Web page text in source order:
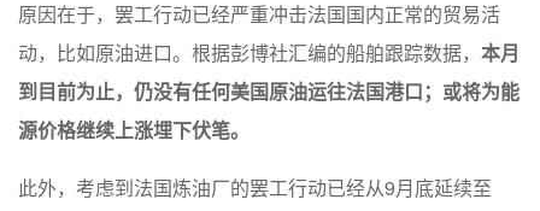
原因在于，罢工行动已经严重冲击法国国内正常的贸易活
动，比如原油进口。根据彭博社汇编的船舶跟踪数据， 本月
到目前为止，仍没有任何美国原油运往法国港口；或将为能
源价格继续上涨埋下伏笔。
此外，考虑到法国炼油厂的罢工行动已经从9月底延续至